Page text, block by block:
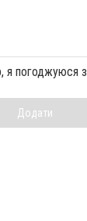
я погоджуюся з
Додати